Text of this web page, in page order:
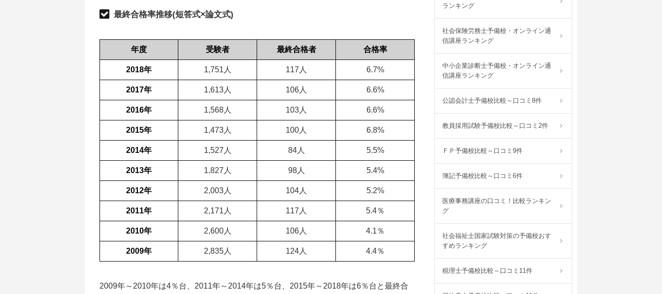
最終合格率推移(短答式×論文式)
年度 受験者 最終合格者 合格率
2018年 1,751人 117人 6.7%
2017年 1,613人 106人 6.6%
2016年 1,568人 103人 6.6%
2015年 1,473人 100人 6.8%
2014年 1,527人 84人 5.5%
2013年 1,827人 98人 5.4%
2012年 2,003人 104人 5.2%
2011年 2,171人 117人 5.4％
2010年 2,600人 106人 4.1％
2009年 2,835人 124人 4.4％
2009年～2010年は4％台、2011年～2014年は5％台、2015年～2018年は6％台と最終合
ランキング
社会保険労務士予備校・オンライン通
信講座ランキング
中小企業診断士予備校・オンライン通
信講座ランキング
公認会計士予備校比較～口コミ8件
教員採用試験予備校比較～口コミ2件
ＦＰ予備校比較～口コミ9件
簿記予備校比較～口コミ6件
医療事務講座の口コミ！比較ランキン
グ
社会福祉士国家試験対策の予備校おす
すめランキング
税理士予備校比較～口コミ11件